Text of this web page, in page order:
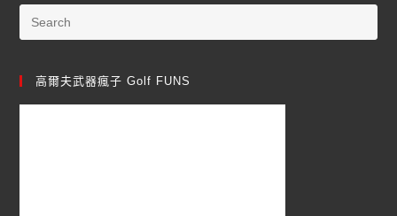
高爾夫武器瘋子 Golf FUNS